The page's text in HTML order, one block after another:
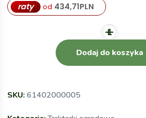
raty od 434,71PLN
Dodaj do koszyka
SKU: 61402000005